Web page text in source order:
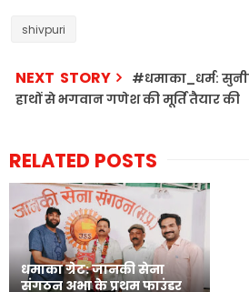
shivpuri
NEXT STORY
#धमाका_धर्म:
हाथों से भगवान गणेश की मूर्ति तैयार की
RELATED POSTS
धमाका ग्रेट: जानकी सेना
संगठन अभा के प्रथम फाउंडर